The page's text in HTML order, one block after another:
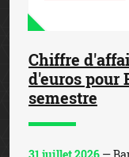
Chiffre
d'euros pour
semestre